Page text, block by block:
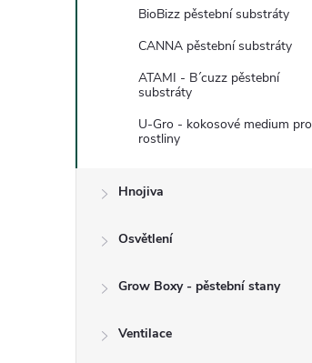
BioBizz pěstební substráty
CANNA pěstební substráty
ATAMI - B´cuzz pěstební
substráty
U-Gro - kokosové medium pro
rostliny
Hnojiva
Osvětlení
Grow Boxy - pěstební stany
Ventilace